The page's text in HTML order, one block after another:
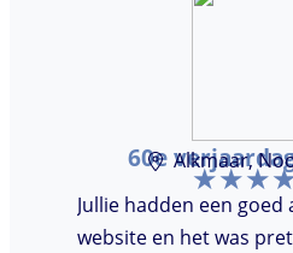
60eAlkmaar,
Jullie hadden een
website en het was